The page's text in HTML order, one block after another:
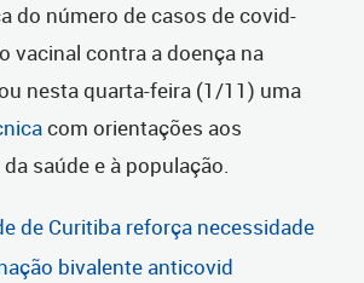
do número de casos de covid-
vacinal contra a doença na
nesta quarta-feira (1/11) uma
com orientações aos
saúde e à população.
de Curitiba reforça necessidade
bivalente anticovid